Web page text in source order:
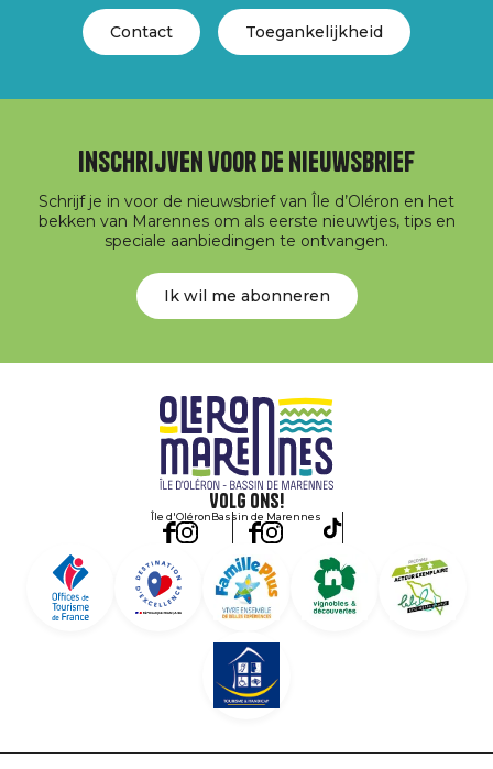
Contact Toegankelijkheid
Inschrijven voor de nieuwsbrief
Schrijf je in voor de nieuwsbrief van Île d’Oléron en het
bekken van Marennes om als eerste nieuwtjes, tips en
speciale aanbiedingen te ontvangen.
Ik wil me abonneren
Volg ons!
Île d'OléronBassin de Marennes